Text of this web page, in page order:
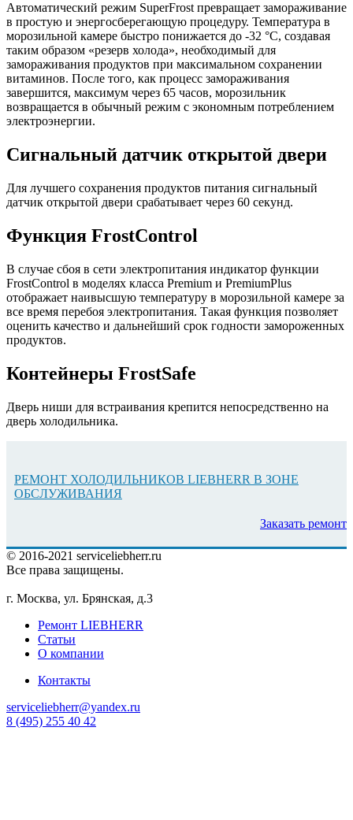
Автоматический режим SuperFrost превращает замораживание
в простую и энергосберегающую процедуру. Температура в
морозильной камере быстро понижается до -32 °С, создавая
таким образом «резерв холода», необходимый для
замораживания продуктов при максимальном сохранении
витаминов. После того, как процесс замораживания
завершится, максимум через 65 часов, морозильник
возвращается в обычный режим с экономным потреблением
электроэнергии.
Сигнальный датчик открытой двери
Для лучшего сохранения продуктов питания сигнальный
датчик открытой двери срабатывает через 60 секунд.
Функция FrostControl
В случае сбоя в сети электропитания индикатор функции
FrostControl в моделях класса Premium и PremiumPlus
отображает наивысшую температуру в морозильной камере за
все время перебоя электропитания. Такая функция позволяет
оценить качество и дальнейший срок годности замороженных
продуктов.
Контейнеры FrostSafe
Дверь ниши для встраивания крепится непосредственно на
дверь холодильника.
РЕМОНТ ХОЛОДИЛЬНИКОВ LIEBHERR В ЗОНЕ
ОБСЛУЖИВАНИЯ
Заказать ремонт
© 2016-2021 serviceliebherr.ru
Все права защищены.
г. Москва, ул. Брянская, д.3
Ремонт LIEBHERR
Статьи
О компании
Контакты
serviceliebherr@yandex.ru
8 (495) 255 40 42